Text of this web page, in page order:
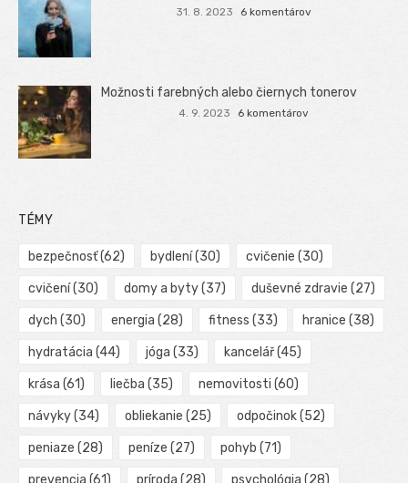
31. 8. 2023 6 komentárov
Možnosti farebných alebo čiernych tonerov
4. 9. 2023 6 komentárov
TÉMY
bezpečnosť(62) bydlení(30) cvičenie (30)
cvičení(30) domy a byty(37) duševné zdravie (27)
dych (30) energia (28) fitness (33) hranice (38)
hydratácia (44) jóga (33) kancelář(45)
krása (61) liečba (35) nemovitosti (60)
návyky(34) obliekanie (25) odpočinok(52)
peniaze (28) peníze (27) pohyb (71)
prevencia (61) príroda (28) psychológia (28)